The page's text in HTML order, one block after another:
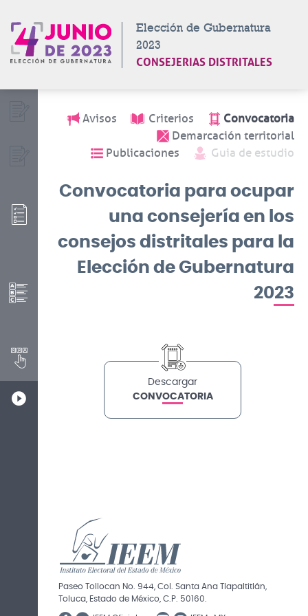
Elección de Gubernatura
2023
CONSEJERIAS DISTRITALES
Convocatoria
Criterios
Avisos
Demarcación territorial
Guia de estudio
Publicaciones
Registro
Subsanación
Valoración de
escrita
Propuesta
Convocatoria para ocupar
una consejería en los
consejos distritales para la
Elección de Gubernatura
2023
Descargar
CONVOCATORIA
Paseo Tollocan No. 944, Col. Santa Ana Tlapaltitlán,
Toluca, Estado de México, C.P. 50160.